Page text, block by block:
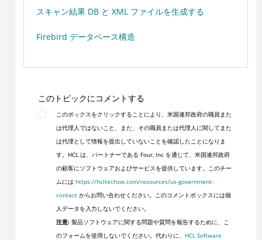
スキャン結果 DB と XML ファイルを生成する
Firebird データベース構造
このトピックにコメントする
このボックスをクリックすることにより、米国連邦政府の職員また
は代理人ではないこと、また、その職員または代理人に関してまた
は代理として情報を提出していないことを確認したことになりま
す。HCL は、パートナーである Four, Inc を通じて、米国連邦政府
の顧客にソフトウェアおよびサービスを提供しています。このチー
ムには https://hcltechsw.com/resources/us-government-
contactからお問い合わせください。このコメントボックスには個
人データを入力しないでください。
注意:製品ソフトウェアに関する問題や質問を報告するために、こ
のフォームを使用しないでください。代わりに、 HCL Software